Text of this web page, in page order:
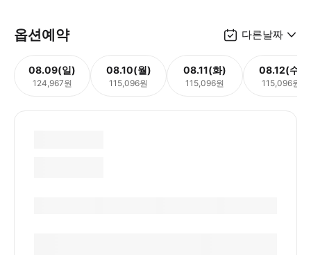
옵션예약 다른날짜
08.09(일)
124,967원
08.10(월)
115,096원
08.11(화)
115,096원
08.12(수)
115,096원